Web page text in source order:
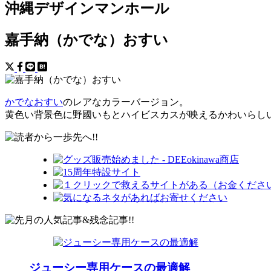
沖縄デザインマンホール
嘉手納（かでな）おすい
かでなおすいのレアなカラーバージョン。
黄色い背景色に野國いもとハイビスカスが映えるかわいらし
ジューシー専用ケースの最適解